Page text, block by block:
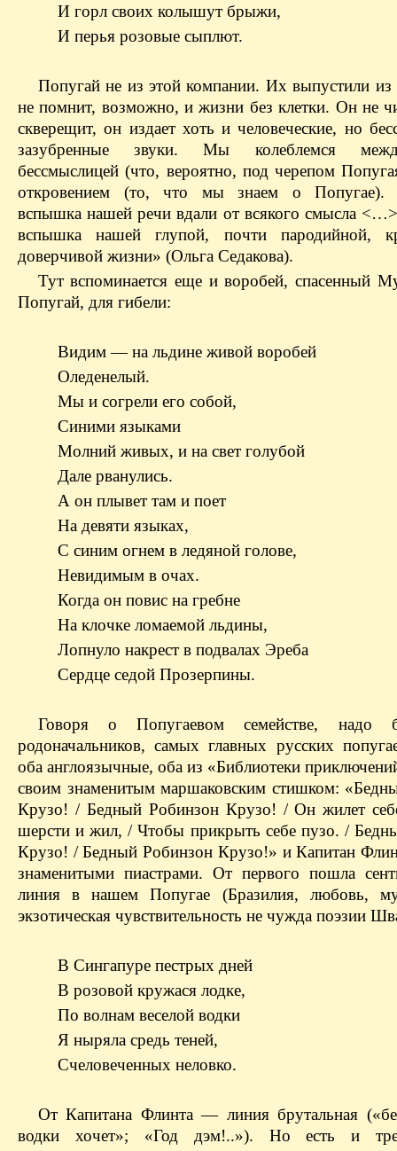
И горл своих колышут брыжи,
И перья розовые сыплют.
Попугай не из этой компании. Их выпустили из
не помнит, возможно, и жизни без клетки. Он не
скверещит, он издает хоть и человеческие, но
зазубренные звуки. Мы колеблемся
бессмыслицей (что, вероятно, под черепом
откровением (то, что мы знаем о Попугае).
вспышка нашей речи вдали от всякого смысла
вспышка нашей глупой, почти пародийной,
доверчивой жизни» (Ольга Седакова).
Тут вспоминается еще и воробей, спасенный
Попугай, для гибели:
Видим — на льдине живой воробей
Оледенелый.
Мы и согрели его собой,
Синими языками
Молний живых, и на свет голубой
Дале рванулись.
А он плывет там и поет
На девяти языках,
С синим огнем в ледяной голове,
Невидимым в очах.
Когда он повис на гребне
На клочке ломаемой льдины,
Лопнуло накрест в подвалах Эреба
Сердце седой Прозерпины.
Говоря о Попугаевом семействе, надо
родоначальников, самых главных русских
оба англоязычные, оба из «Библиотеки
своим знаменитым маршаковским стишком:
Крузо! / Бедный Робинзон Крузо! / Он жилет
шерсти и жил, / Чтобы прикрыть себе пузо. /
Крузо! / Бедный Робинзон Крузо!» и Капитан
знаменитыми пиастрами. От первого пошла
линия в нашем Попугае (Бразилия, любовь,
экзотическая чувствительность не чужда поэзии
В Сингапуре пестрых дней
В розовой кружася лодке,
По волнам веселой водки
Я ныряла средь теней,
Счеловеченных неловко.
От Капитана Флинта — линия брутальная
водки хочет»; «Год дэм!..»). Но есть и